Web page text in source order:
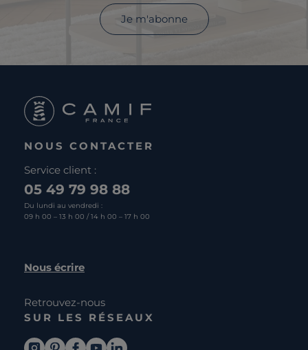
Je m'abonne
NOUS CONTACTER
Service client :
05 49 79 98 88
Du lundi au vendredi :
09 h 00 – 13 h 00 / 14 h 00 – 17 h 00
Nous écrire
Retrouvez-nous
SUR LES RÉSEAUX